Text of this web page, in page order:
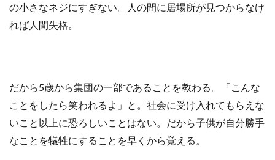
の小さなネジにすぎない。人の間に居場所が見つからなけ
れば人間失格。
だから5歳から集団の一部であることを教わる。「こんな
ことをしたら笑われるよ」と。社会に受け入れてもらえな
いこと以上に恐ろしいことはない。だから子供が自分勝手
なことを犠牲にすることを早くから覚える。